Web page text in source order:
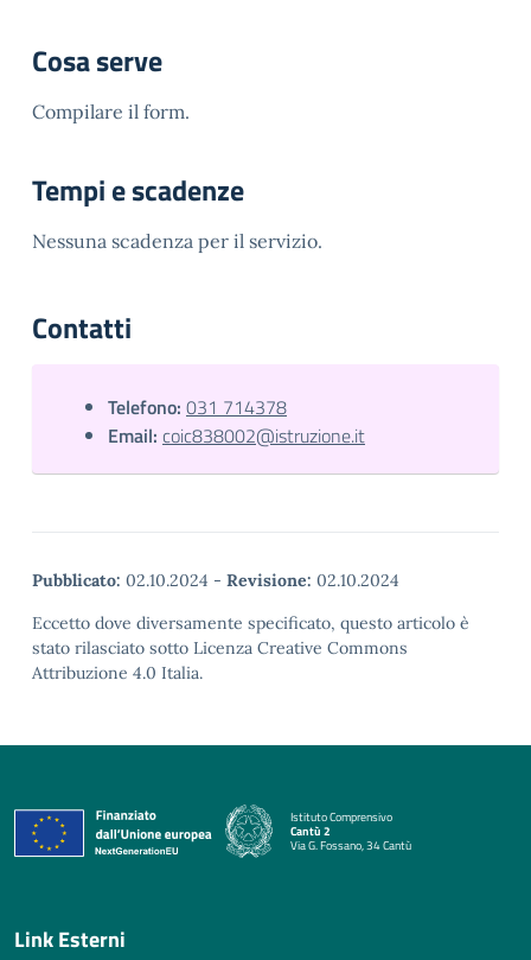
Cosa serve
Compilare il form.
Tempi e scadenze
Nessuna scadenza per il servizio.
Contatti
Telefono: 031 714378
Email: coic838002@istruzione.it
Pubblicato: 02.10.2024 - Revisione: 02.10.2024
Eccetto dove diversamente specificato, questo articolo è
stato rilasciato sotto Licenza Creative Commons
Attribuzione 4.0 Italia.
Istituto Comprensivo
Cantù 2
Via G. Fossano, 34 Cantù
— Visita la pagina iniziale della scuola
Link Esterni